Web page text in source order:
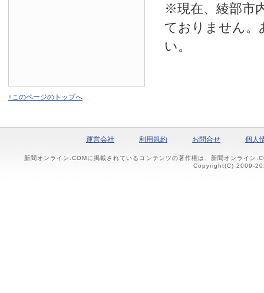
※現在、綾部市
ておりません。
い。
↑このページのトップへ
運営会社 利用規約 お問合せ 個人
新聞オンライン.COMに掲載されているコンテンツの著作権は、新聞オンライン
Copyright(C) 2009-